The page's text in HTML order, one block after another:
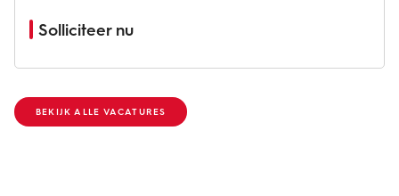
dat? Tijdens deze masterstage ontwikkel jij een
Solliciteer nu
BEKIJK ALLE VACATURES